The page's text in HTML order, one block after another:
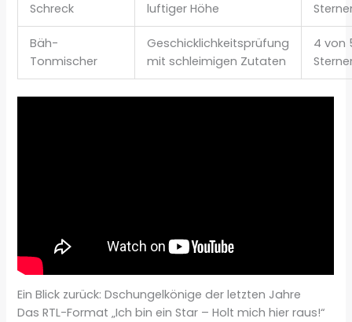
Schreck
luftiger Höhe
Bäh-
Tonmischer
Geschicklichkeitsprüfung
mit schleimigen Zutaten
4 von
Ein Blick zurück: Dschungelkönige der letzten Jahre
Das RTL-Format „Ich bin ein Star – Holt mich hier raus!“